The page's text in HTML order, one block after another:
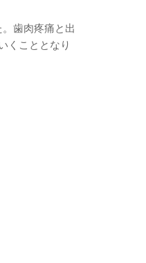
歯肉疼痛と出
くこととなり